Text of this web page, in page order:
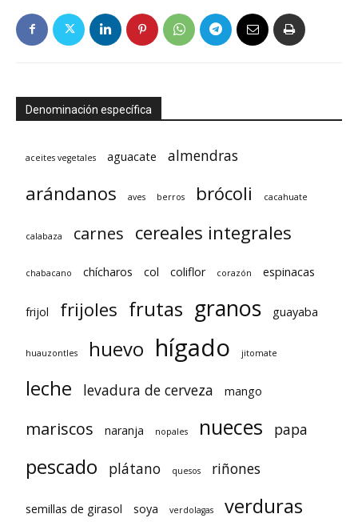
Denominación específica
aceites vegetales aguacate almendras
arándanos aves berros brócoli cacahuate
calabaza carnes cereales integrales
chabacano chícharos col coliflor corazón espinacas
frijol frijoles frutas granos guayaba
huauzontles huevo hígado jitomate
leche levadura de cerveza mango
mariscos naranja nopales nueces papa
pescado plátano quesos riñones
semillas de girasol soya verdolagas verduras